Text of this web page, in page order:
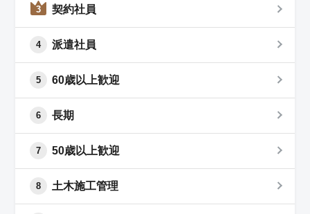
3 契約社員
4 派遣社員
5 60歳以上歓迎
6 長期
7 50歳以上歓迎
8 土木施工管理